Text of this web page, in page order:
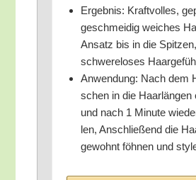
Ergeb­nis: Kraft­vol­les,
geschmei­dig wei­ches
Ansatz bis in die
schwe­re­lo­ses
Anwen­dung: Nach dem
schen in die Haar­län­gen
und nach 1 Minu­te
len, Anschlie­ßend die
gewohnt föh­nen und